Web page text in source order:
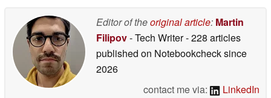
Editor of theoriginal article: Martin
Filipov- Tech Writer- 228 articles
published on Notebookchecksince
2026
contact me via:
LinkedIn